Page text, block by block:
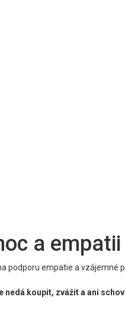
a
podporu empatie a vzájemné
koupit, zvážit a ani